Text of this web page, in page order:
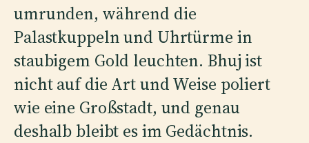
umrunden, während die
Palastkuppeln und Uhrtürme in
staubigem Gold leuchten. Bhuj ist
nicht auf die Art und Weise poliert
wie eine Großstadt, und genau
deshalb bleibt es im Gedächtnis.